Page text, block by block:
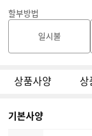
할부방법
일시불
상품사양 상
기본사양